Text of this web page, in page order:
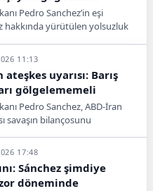
Pedro Sanchez’in eşi
hakkında yürütülen yolsuzluk
teslimi, yurt dışına çıkış
11:13
ateşkes uyarısı: Barış
gölgelememeli
Pedro Sanchez, ABD-İran
savaşın bilançosunu
17:48
Sánchez şimdiye
döneminde